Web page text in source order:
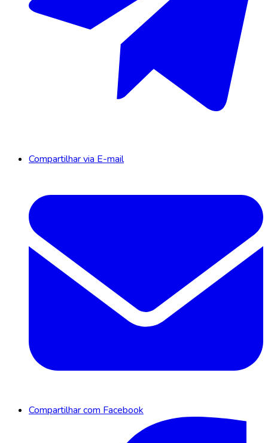
Compartilhar via E-mail
Compartilhar com Facebook